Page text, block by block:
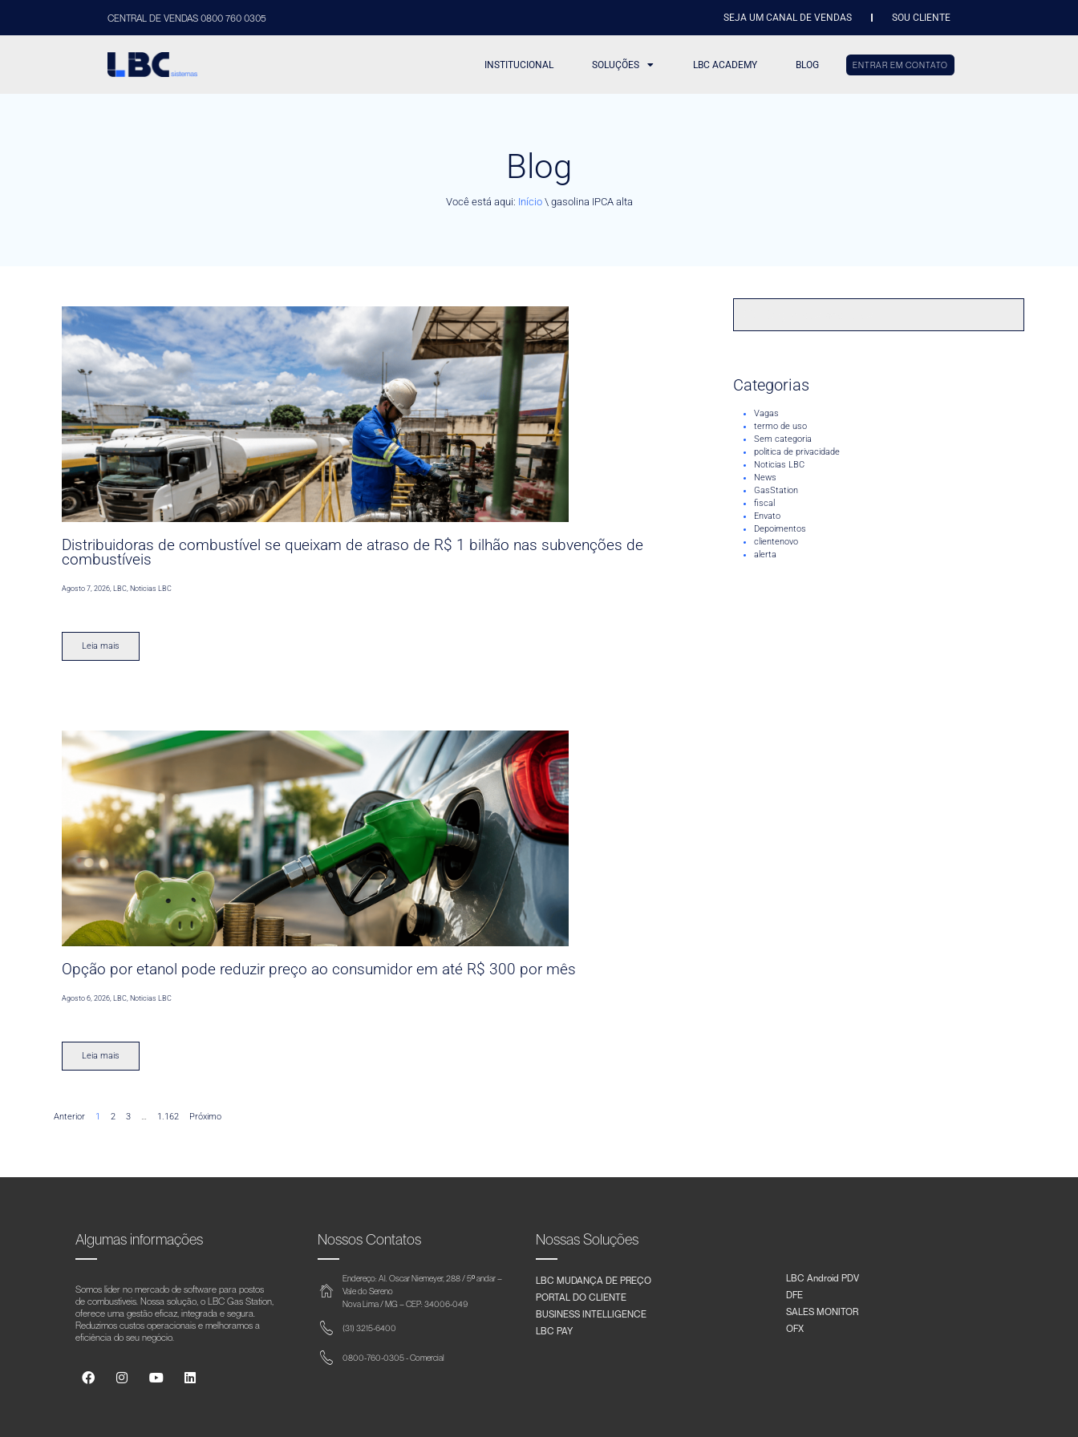
CENTRAL DE VENDAS 0800 760 0305 SEJA UM CANAL DE VENDAS SOU CLIENTE
INSTITUCIONAL SOLUÇÕES LBC ACADEMY BLOG ENTRAR EM CONTATO
Blog
Você está aqui: Início\ gasolina IPCA alta
Distribuidoras de combustível se queixam de atraso de R$ 1 bilhão nas subvenções de
combustíveis
Agosto 7, 2026,LBC,Noticias LBC
Leia mais
Opção por etanol pode reduzir preço ao consumidor em até R$ 300 por mês
Agosto 6, 2026 ,LBC Noticias LBC
Leia mais
Anterior 1 2 3 … 1.162 Próximo
Categorias
Vagas
termo de uso
Sem categoria
politica de privacidade
Noticias LBC
News
GasStation
fiscal
Envato
Depoimentos
clientenovo
alerta
Algumas informações
Somos líder no mercado de software para postos
de combustíveis. Nossa solução, o LBC Gas Station,
oferece uma gestão eficaz, integrada e segura.
Reduzimos custos operacionais e melhoramos a
eficiência do seu negócio.
Nossos Contatos
Endereço: Al. Oscar Niemeyer, 288 / 5º andar –
Vale do Sereno
Nova Lima / MG – CEP: 34006-049
(31) 3215-6400
0800-760-0305 - Comercial
Nossas Soluções
LBC MUDANÇA DE PREÇO
PORTAL DO CLIENTE
BUSINESS INTELLIGENCE
LBC PAY
LBC Android PDV
DFE
SALES MONITOR
OFX